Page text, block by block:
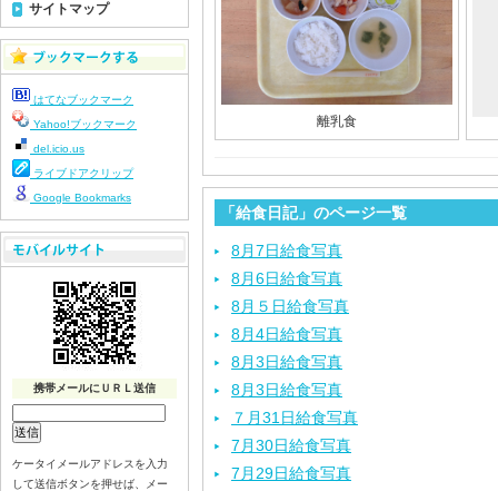
離乳食
「給食日記」のページ一覧
8月7日給食写真
8月6日給食写真
8月５日給食写真
8月4日給食写真
8月3日給食写真
8月3日給食写真
７月31日給食写真
7月30日給食写真
7月29日給食写真
サイトマップ
はてなブックマーク
Yahoo!ブックマーク
del.icio.us
ライブドアクリップ
Google Bookmarks
携帯メールにＵＲＬ送信
ケータイメールアドレスを入力
して送信ボタンを押せば、メー